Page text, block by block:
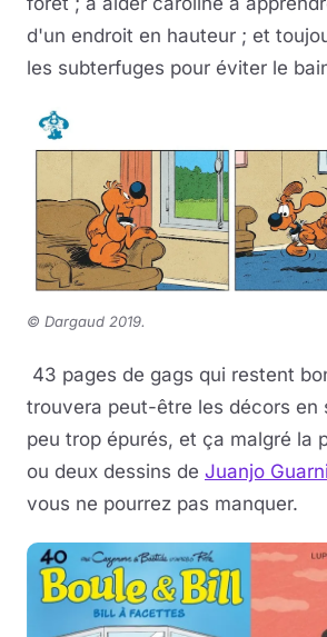
d'un endroit en hauteur ; et
les subterfuges pour éviter le
© Dargaud 2019.
43 pages de gags qui restent
trouvera peut-être les décors en
peu trop épurés, et ça malgré la
ou deux dessins de Juanjo
vous ne pourrez pas manquer.